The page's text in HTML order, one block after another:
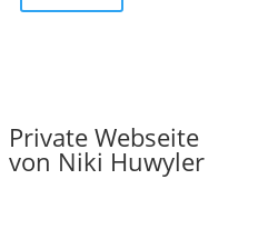
Private Webseite
von Niki Huwyler